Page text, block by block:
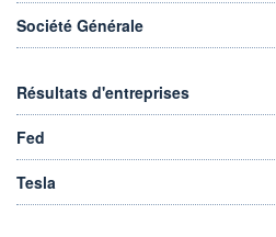
Société Générale
Résultats d'entreprises
Fed
Tesla